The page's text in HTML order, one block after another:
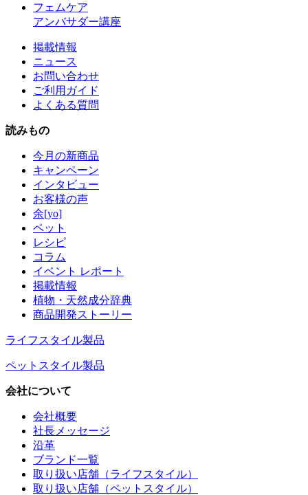
フェムケア
アンバサダー講座
掲載情報
ニュース
お問い合わせ
ご利用ガイド
よくある質問
読みもの
今月の新商品
キャンペーン
インタビュー
お客様の声
余[yo]
ペット
レシピ
コラム
イベント レポート
掲載情報
植物・天然成分辞典
商品開発ストーリー
ライフスタイル製品
ペットスタイル製品
会社について
会社概要
社長メッセージ
沿革
ブランド一覧
取り扱い店舗（ライフスタイル）
取り扱い店舗（ペットスタイル）